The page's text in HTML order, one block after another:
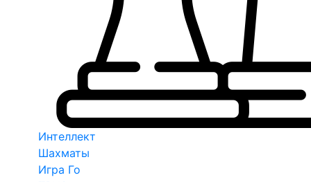
Интеллект
Шахматы
Игра Го